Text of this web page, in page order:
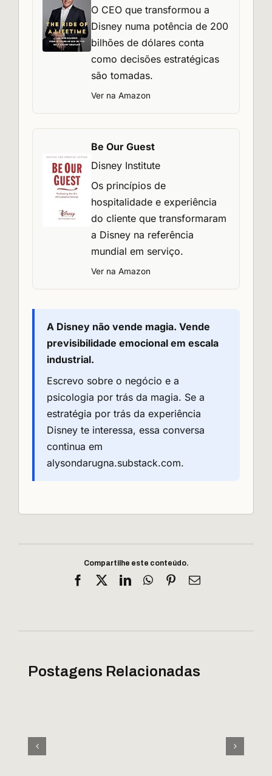
O CEO que transformou a
Disney numa potência de 200
bilhões de dólares conta
como decisões estratégicas
são tomadas.
Ver na Amazon
Be Our Guest
Disney Institute
Os princípios de
hospitalidade e experiência
do cliente que transformaram
a Disney na referência
mundial em serviço.
Ver na Amazon
A Disney não vende magia. Vende
previsibilidade emocional em escala
industrial.
Escrevo sobre o negócio e a
psicologia por trás da magia. Se a
estratégia por trás da experiência
Disney te interessa, essa conversa
continua em
alysondarugna.substack.com.
Compartilhe este conteúdo.
Facebook
X LinkedInWhatsApp
Pinterest
E-
Postagens Relacionadas